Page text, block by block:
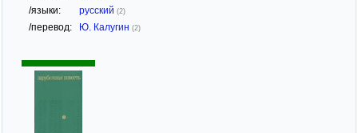
/языки: русский (2)
/перевод: Ю. Калугин (2)